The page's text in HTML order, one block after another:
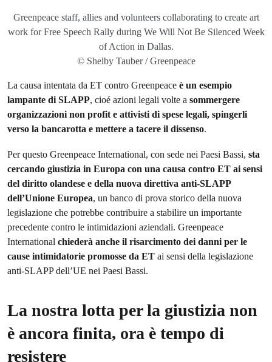
Greenpeace staff, allies and volunteers collaborating to create art
work for Free Speech Rally during We Will Not Be Silenced Week
of Action in Dallas.
© Shelby Tauber / Greenpeace
La causa intentata da ET contro Greenpeace è un esempio
lampante di SLAPP, cioé azioni legali volte a sommergere
organizzazioni non profit e attivisti di spese legali, spingerli
verso la bancarotta e mettere a tacere il dissenso.
Per questo Greenpeace International, con sede nei Paesi Bassi, sta
cercando giustizia in Europa con una causa contro ET ai sensi
del diritto olandese e della nuova direttiva anti-SLAPP
dell’Unione Europea, un banco di prova storico della nuova
legislazione che potrebbe contribuire a stabilire un importante
precedente contro le intimidazioni aziendali. Greenpeace
International chiederà anche il risarcimento dei danni per le
cause intimidatorie promosse da ET ai sensi della legislazione
anti-SLAPP dell’UE nei Paesi Bassi.
La nostra lotta per la giustizia non
è ancora finita, ora è tempo di
resistere